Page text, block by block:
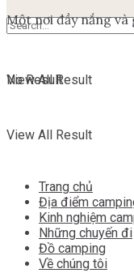
No Result
View All Result
No Result
View All Result
Một nơi đầy nắng và
Trang chủ
Địa điểm
Kinh nghiệm
Những chuyến đi
Đồ camping
Về chúng tôi